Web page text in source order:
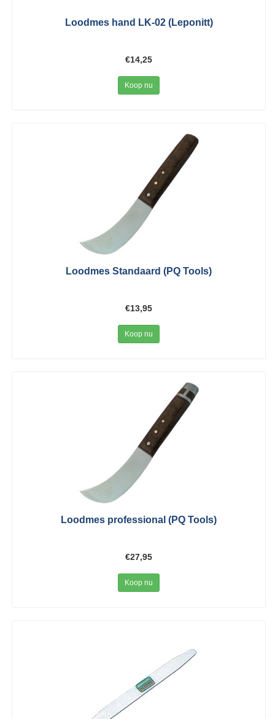
Loodmes hand LK-02 (Leponitt)
€14,25
Koop nu
Loodmes Standaard (PQ Tools)
€13,95
Koop nu
Loodmes professional (PQ Tools)
€27,95
Koop nu